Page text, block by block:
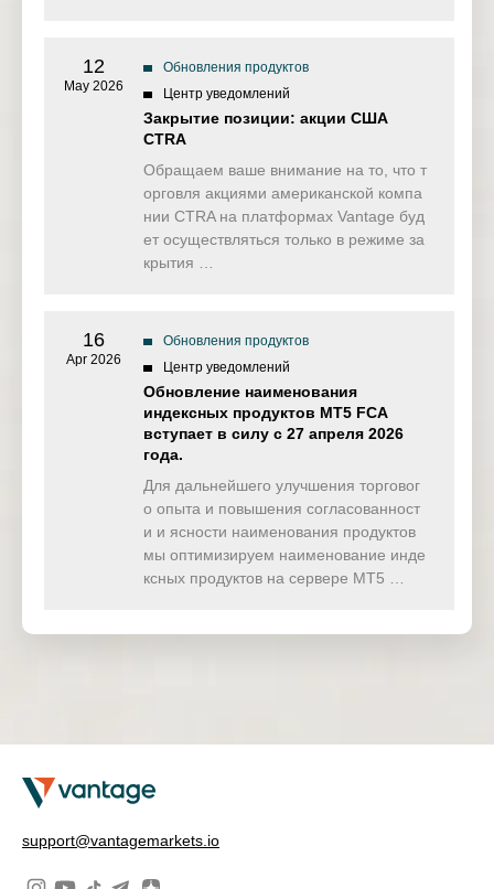
12
May 2026
Обновления продуктов
Центр уведомлений
Закрытие позиции: акции США
CTRA
Обращаем ваше внимание на то, что т
орговля акциями американской компа
нии CTRA на платформах Vantage буд
ет осуществляться только в режиме за
крытия …
16
Apr 2026
Обновления продуктов
Центр уведомлений
Обновление наименования
индексных продуктов MT5 FCA
вступает в силу с 27 апреля 2026
года.
Для дальнейшего улучшения торговог
о опыта и повышения согласованност
и и ясности наименования продуктов
мы оптимизируем наименование инде
ксных продуктов на сервере MT5 …
support@vantagemarkets.io